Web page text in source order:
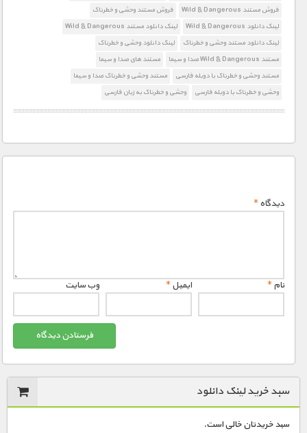
فروش مستند Wild & Dangerous
فروش مستند وحشی و خطرناک
لینک دانلود Wild & Dangerous
لینک دانلود مستند Wild & Dangerous
لینک دانلود مستند وحشی و خطرناک
لینک دانلود وحشی و خطرناک
مستند Wild & Dangerous صدا و سیما
مستند های صدا و سیما
مستند وحشی و خطرناک با دوبله فارسی
مستند وحشی و خطرناک صدا و سیما
وحشی و خطرناک با دوبله فارسی
وحشی و خطرناک به زبان فارسی
دیدگاه*
نام* ایمیل* وب‌ سایت
سبد خرید لینک دانلود
سبد خریدتان خالی است.